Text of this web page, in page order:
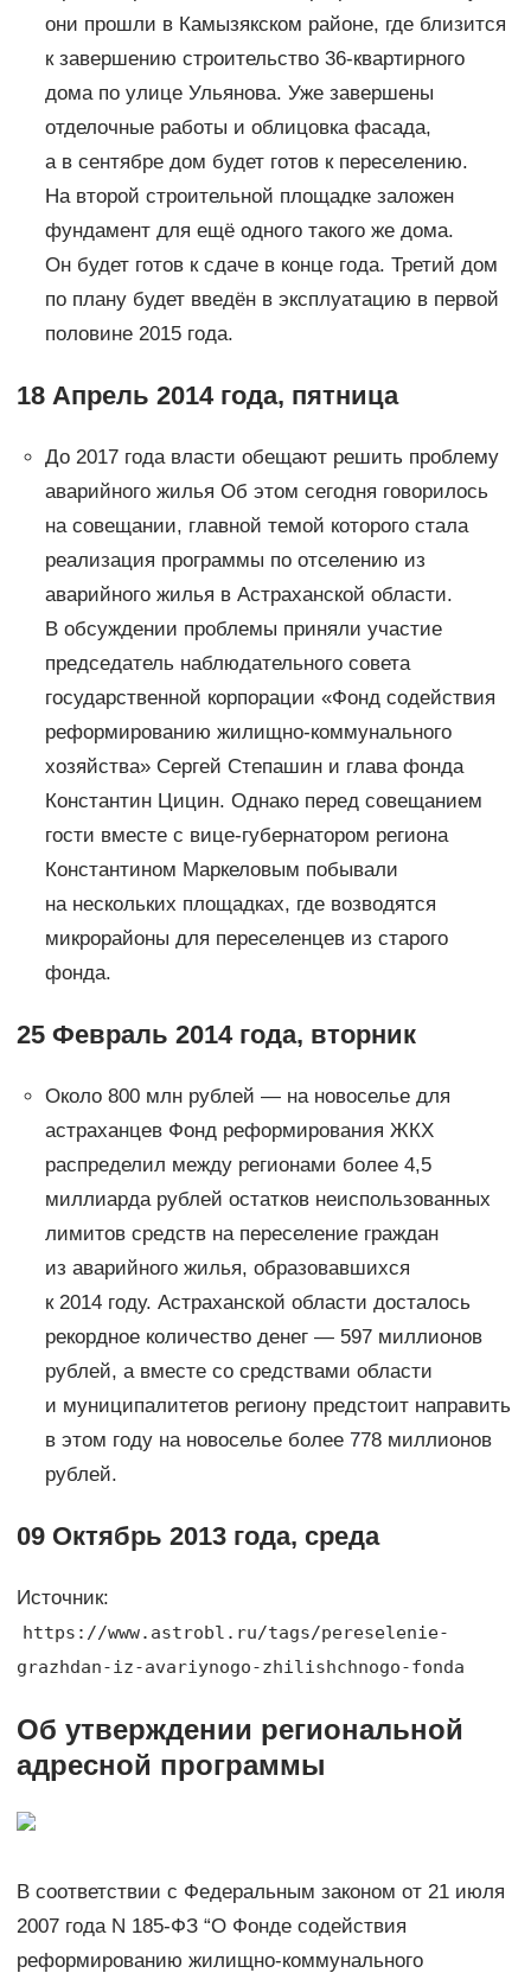
они прошли в Камызякском районе, где близится
к завершению строительство 36-квартирного
дома по улице Ульянова. Уже завершены
отделочные работы и облицовка фасада,
а в сентябре дом будет готов к переселению.
На второй строительной площадке заложен
фундамент для ещё одного такого же дома.
Он будет готов к сдаче в конце года. Третий дом
по плану будет введён в эксплуатацию в первой
половине 2015 года.
18 Апрель 2014 года, пятница
До 2017 года власти обещают решить проблему
аварийного жилья Об этом сегодня говорилось
на совещании, главной темой которого стала
реализация программы по отселению из
аварийного жилья в Астраханской области.
В обсуждении проблемы приняли участие
председатель наблюдательного совета
государственной корпорации «Фонд содействия
реформированию жилищно-коммунального
хозяйства» Сергей Степашин и глава фонда
Константин Цицин. Однако перед совещанием
гости вместе с вице-губернатором региона
Константином Маркеловым побывали
на нескольких площадках, где возводятся
микрорайоны для переселенцев из старого
фонда.
25 Февраль 2014 года, вторник
Около 800 млн рублей — на новоселье для
астраханцев Фонд реформирования ЖКХ
распределил между регионами более 4,5
миллиарда рублей остатков неиспользованных
лимитов средств на переселение граждан
из аварийного жилья, образовавшихся
к 2014 году. Астраханской области досталось
рекордное количество денег — 597 миллионов
рублей, а вместе со средствами области
и муниципалитетов региону предстоит направить
в этом году на новоселье более 778 миллионов
рублей.
09 Октябрь 2013 года, среда
Источник:
https://www.astrobl.ru/tags/pereselenie-
grazhdan-iz-avariynogo-zhilishchnogo-fonda
Об утверждении региональной
адресной программы
В соответствии с Федеральным законом от 21 июля
2007 года N 185-ФЗ “О Фонде содействия
реформированию жилищно-коммунального